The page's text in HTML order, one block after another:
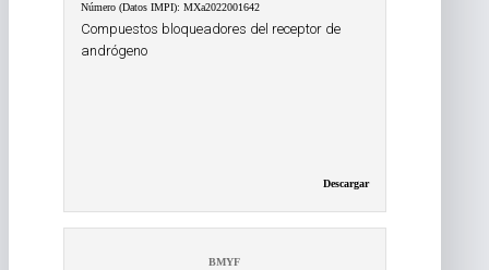
Número (Datos IMPI): MXa2022001642
Compuestos bloqueadores del receptor de
andrógeno
Descargar
BMYF